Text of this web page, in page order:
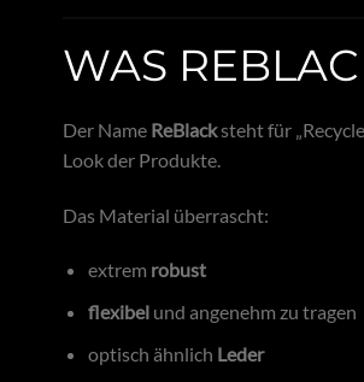
WAS
Der Name ReBlacksteht für
Look der Produkte.
Das Material überrascht:
extrem robust
flexibelund angenehm zu tragen
optisch ähnlich Leder